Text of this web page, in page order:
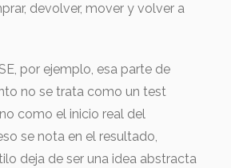
devolver, mover y volver a
por ejemplo, esa parte de
no se trata como un test
como el inicio real del
se nota en el resultado,
deja de ser una idea abstracta